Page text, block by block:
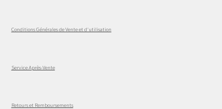
Conditions Générales de Vente et d'utilisation
Service Après-Vente
Retours et Remboursements